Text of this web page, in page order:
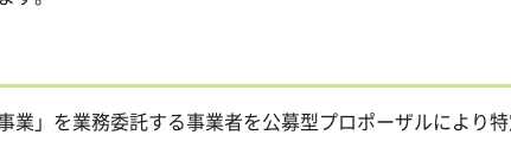
業」を業務委託する事業者を公募型プロポーザルにより